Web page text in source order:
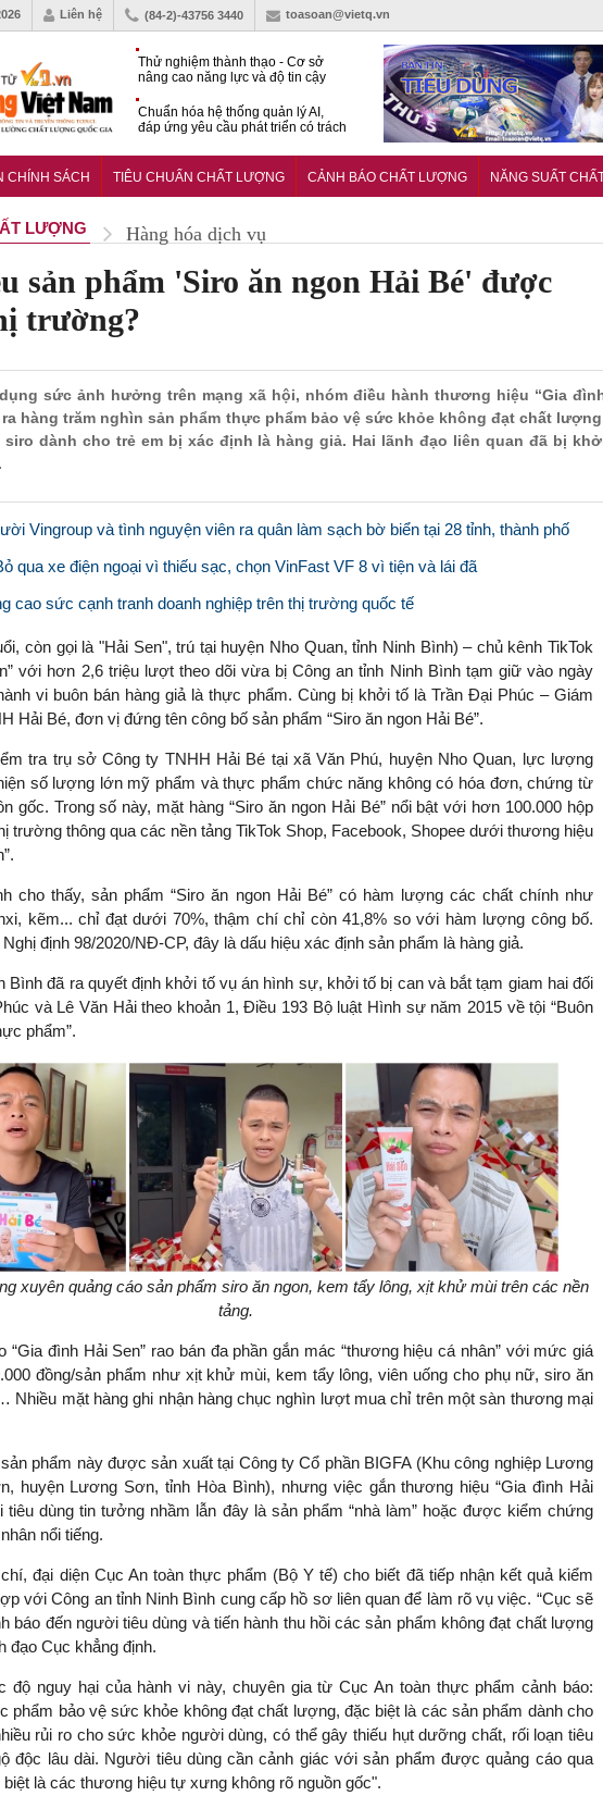
Liên hệ (84-2)-43756 3440 toasoan@vietq.vn
Thử nghiệm thành thạo - Cơ sở
nâng cao năng lực và độ tin cậy
Chuẩn hóa hệ thống quản lý AI,
đáp ứng yêu cầu phát triển có trách
thuật Trung tâm sát hạch lái xe
CHÍNH SÁCH TIÊU CHUẨN CHẤT LƯỢNG CẢNH BÁO CHẤT LƯỢNG NĂNG SUẤT
LƯỢNG Hàng hóa dịch vụ
sản phẩm 'Siro ăn ngon Hải Bé' được
trường?
sức ảnh hưởng trên mạng xã hội, nhóm điều hành thương hiệu “Gia
ra hàng trăm nghìn sản phẩm thực phẩm bảo vệ sức khỏe không đạt chất
dành cho trẻ em bị xác định là hàng giả. Hai lãnh đạo liên quan đã bị
Vingroup và tình nguyện viên ra quân làm sạch bờ biển tại 28 tỉnh, thành phố
qua xe điện ngoại vì thiếu sạc, chọn VinFast VF 8 vì tiện và lái đã
cao sức cạnh tranh doanh nghiệp trên thị trường quốc tế
còn gọi là "Hải Sen", trú tại huyện Nho Quan, tỉnh Ninh Bình) – chủ kênh TikTok
với hơn 2,6 triệu lượt theo dõi vừa bị Công an tỉnh Ninh Bình tạm giữ vào ngày
vi buôn bán hàng giả là thực phẩm. Cùng bị khởi tố là Trần Đại Phúc – Giám
Hải Bé, đơn vị đứng tên công bố sản phẩm “Siro ăn ngon Hải Bé”.
tra trụ sở Công ty TNHH Hải Bé tại xã Văn Phú, huyện Nho Quan, lực lượng
số lượng lớn mỹ phẩm và thực phẩm chức năng không có hóa đơn, chứng từ
gốc. Trong số này, mặt hàng “Siro ăn ngon Hải Bé” nổi bật với hơn 100.000 hộp
trường thông qua các nền tảng TikTok Shop, Facebook, Shopee dưới thương hiệu
cho thấy, sản phẩm “Siro ăn ngon Hải Bé” có hàm lượng các chất chính như
kẽm... chỉ đạt dưới 70%, thậm chí chỉ còn 41,8% so với hàm lượng công bố.
định 98/2020/NĐ-CP, đây là dấu hiệu xác định sản phẩm là hàng giả.
Bình đã ra quyết định khởi tố vụ án hình sự, khởi tố bị can và bắt tạm giam hai đối
và Lê Văn Hải theo khoản 1, Điều 193 Bộ luật Hình sự năm 2015 về tội “Buôn
phẩm”.
xuyên quảng cáo sản phẩm siro ăn ngon, kem tẩy lông, xịt khử mùi trên các nền
tảng.
“Gia đình Hải Sen” rao bán đa phần gắn mác “thương hiệu cá nhân” với mức giá
đồng/sản phẩm như xịt khử mùi, kem tẩy lông, viên uống cho phụ nữ, siro ăn
Nhiều mặt hàng ghi nhận hàng chục nghìn lượt mua chỉ trên một sàn thương mại
phẩm này được sản xuất tại Công ty Cổ phần BIGFA (Khu công nghiệp Lương
huyện Lương Sơn, tỉnh Hòa Bình), nhưng việc gắn thương hiệu “Gia đình Hải
tiêu dùng tin tưởng nhầm lẫn đây là sản phẩm “nhà làm” hoặc được kiểm chứng
nổi tiếng.
đại diện Cục An toàn thực phẩm (Bộ Y tế) cho biết đã tiếp nhận kết quả kiểm
với Công an tỉnh Ninh Bình cung cấp hồ sơ liên quan để làm rõ vụ việc. “Cục sẽ
báo đến người tiêu dùng và tiến hành thu hồi các sản phẩm không đạt chất lượng
đạo Cục khẳng định.
độ nguy hại của hành vi này, chuyên gia từ Cục An toàn thực phẩm cảnh báo:
phẩm bảo vệ sức khỏe không đạt chất lượng, đặc biệt là các sản phẩm dành cho
rủi ro cho sức khỏe người dùng, có thể gây thiếu hụt dưỡng chất, rối loạn tiêu
độc lâu dài. Người tiêu dùng cần cảnh giác với sản phẩm được quảng cáo qua
biệt là các thương hiệu tự xưng không rõ nguồn gốc".
Viện Kinh tế Tài chính
"Có rất nhiều việc phải làm
ngay từ bây giờ và trên thực tế
đang được tiến hành như tăng
đầu tư cho khoa học công
nghệ; ban hành các cơ chế
khuyến khích đổi mới sáng tạo,
khởi nghiệp..."
Việc sử dụng hiệu quả chính
nghĩa hỗ trợ ngắn hạn mà
đóng vai trò tạo nền tảng
tăng trưởng bền vững dài